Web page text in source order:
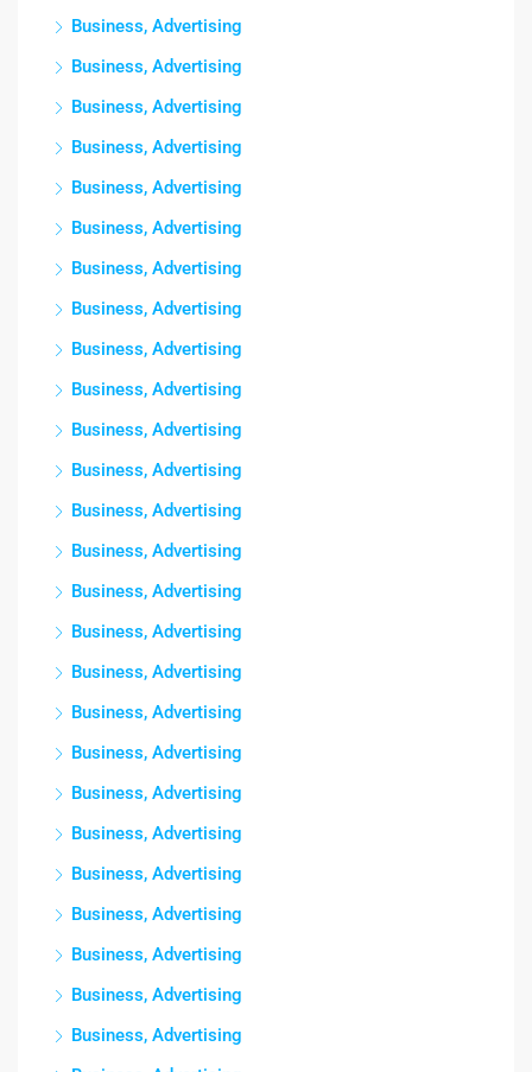
Business, Advertising
Business, Advertising
Business, Advertising
Business, Advertising
Business, Advertising
Business, Advertising
Business, Advertising
Business, Advertising
Business, Advertising
Business, Advertising
Business, Advertising
Business, Advertising
Business, Advertising
Business, Advertising
Business, Advertising
Business, Advertising
Business, Advertising
Business, Advertising
Business, Advertising
Business, Advertising
Business, Advertising
Business, Advertising
Business, Advertising
Business, Advertising
Business, Advertising
Business, Advertising